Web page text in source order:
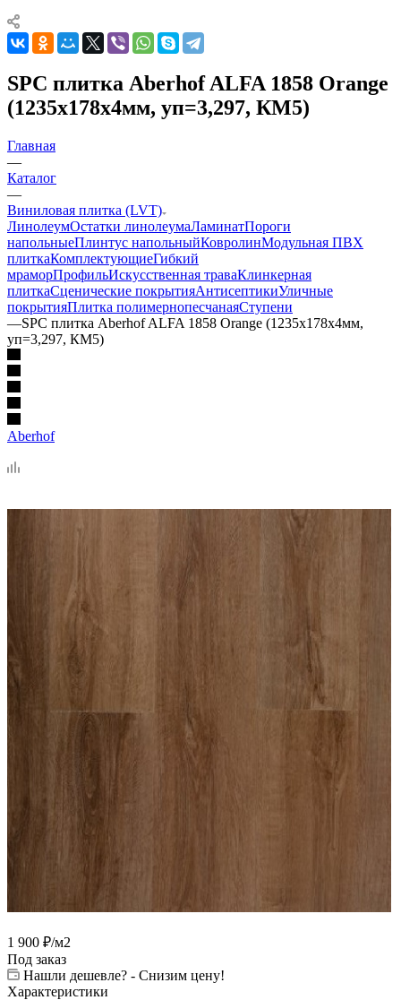
SPC плитка Aberhof ALFA 1858 Orange
(1235х178х4мм, уп=3,297, КМ5)
Главная
—
Каталог
—
Виниловая плитка (LVT)
ЛинолеумОстатки линолеумаЛаминатПороги
напольныеПлинтус напольныйКовролинМодульная ПВХ
плиткаКомплектующиеГибкий
мраморПрофильИскусственная траваКлинкерная
плиткаСценические покрытияАнтисептикиУличные
покрытияПлитка полимернопесчанаяСтупени
—SPC плитка Aberhof ALFA 1858 Orange (1235х178х4мм,
уп=3,297, КМ5)
Aberhof
1 900 ₽/м2
Под заказ
Нашли дешевле? - Снизим цену!
Характеристики